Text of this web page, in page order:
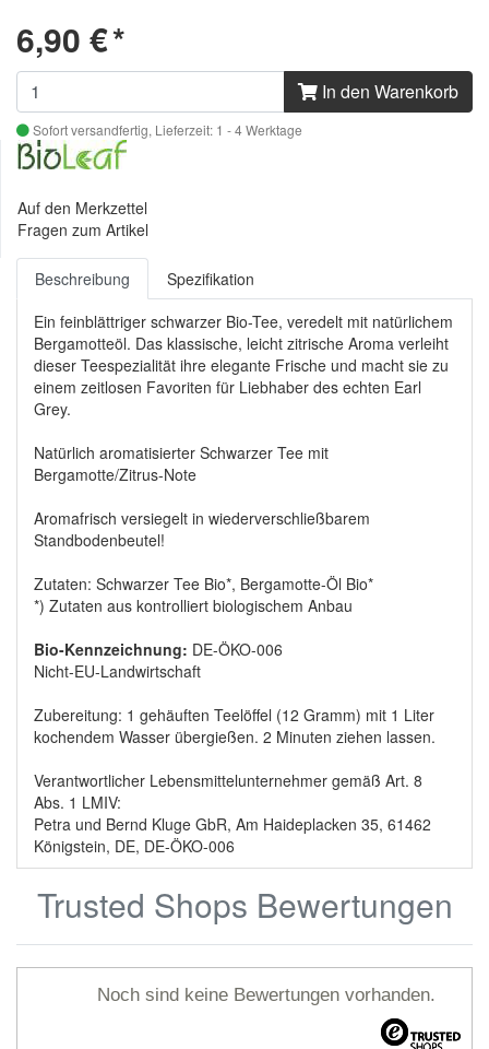
6,90 €*
In den Warenkorb
Sofort versandfertig, Lieferzeit: 1 - 4 Werktage
Auf den Merkzettel
Fragen zum Artikel
Beschreibung
Spezifikation
Ein feinblättriger schwarzer Bio-Tee, veredelt mit natürlichem
Bergamotteöl. Das klassische, leicht zitrische Aroma verleiht
dieser Teespezialität ihre elegante Frische und macht sie zu
einem zeitlosen Favoriten für Liebhaber des echten Earl
Grey.
Natürlich aromatisierter Schwarzer Tee mit
Bergamotte/Zitrus-Note
Aromafrisch versiegelt in wiederverschließbarem
Standbodenbeutel!
Zutaten: Schwarzer Tee Bio*, Bergamotte-Öl Bio*
*) Zutaten aus kontrolliert biologischem Anbau
Bio-Kennzeichnung: DE-ÖKO-006
Nicht-EU-Landwirtschaft
Zubereitung: 1 gehäuften Teelöffel (12 Gramm) mit 1 Liter
kochendem Wasser übergießen. 2 Minuten ziehen lassen.
Verantwortlicher Lebensmittelunternehmer gemäß Art. 8
Abs. 1 LMIV:
Petra und Bernd Kluge GbR, Am Haideplacken 35, 61462
Königstein, DE, DE-ÖKO-006
Trusted Shops Bewertungen
Noch sind keine Bewertungen vorhanden.